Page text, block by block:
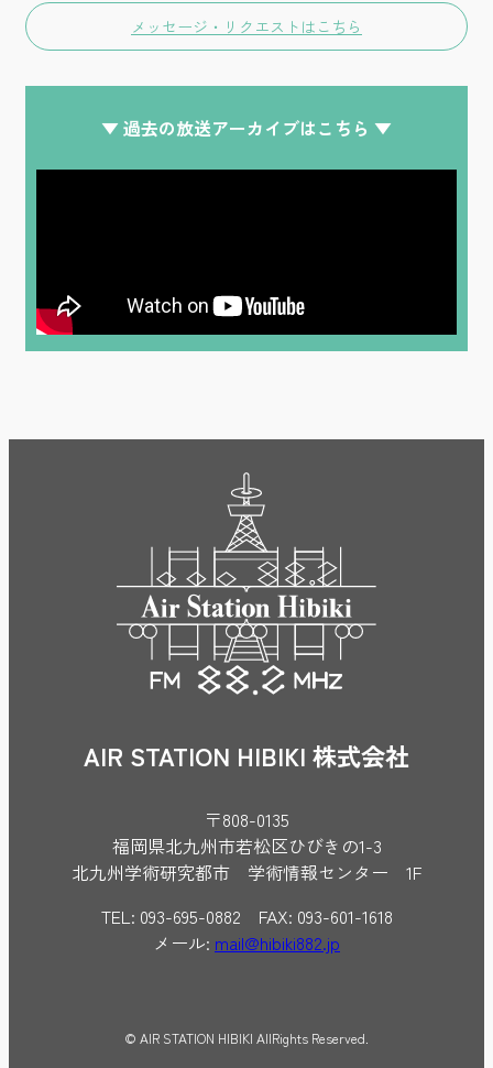
メッセージ・リクエストはこちら
▼ 過去の放送アーカイブはこちら ▼
AIR STATION HIBIKI 株式会社
〒808-0135
福岡県北九州市若松区ひびきの1-3
北九州学術研究都市 学術情報センター 1F
TEL: 093-695-0882 FAX: 093-601-1618
メール: mail@hibiki882.jp
© AIR STATION HIBIKI AllRights Reserved.